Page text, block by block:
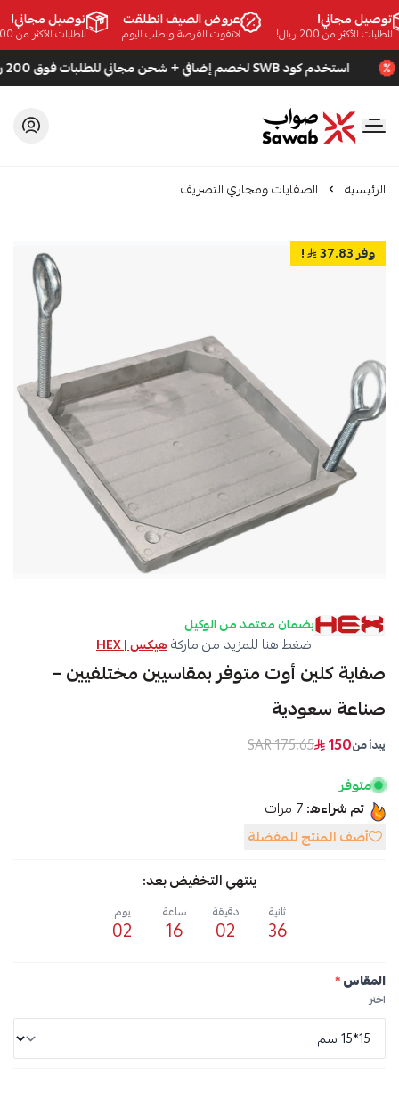
مجاني!
الأكثر من 200 ريال!
عروض الصيف انطلقت
لاتفوت الفرصة واطلب اليوم
توصيل مجاني!
للطلبات الأكثر من 200 ريال!
استخدم كود SWB لخصم إضافي + شحن مجاني للطلبات فوق 200 ريال
صواب
الرئيسية الصفايات ومجاري التصريف
وفر 37.83 !
بضمان معتمد من الوكيل
اضغط هنا للمزيد من ماركةهيكس | HEX
صفاية كلين أوت متوفر بمقاسيين مختلفيين –
صناعة سعودية
يبدأ من150
175.65 SAR
متوفر
تم شراءه:7 مرات
أضف المنتج للمفضلة
ينتهي التخفيض بعد:
36
ثانية
02
دقيقة
16
ساعة
02
يوم
المقاس*
اختر